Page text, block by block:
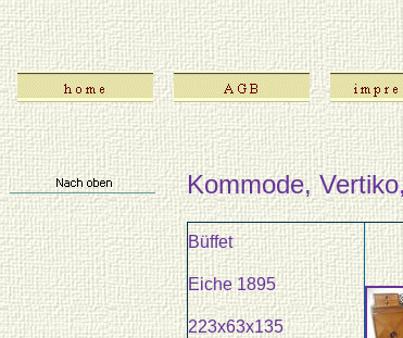
Kommode,
Büffet
Eiche 1895
223x63x135